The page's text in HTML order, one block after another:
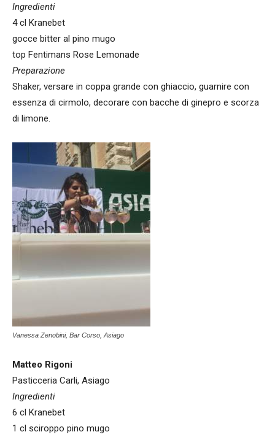
Ingredienti
4 cl Kranebet
gocce bitter al pino mugo
top Fentimans Rose Lemonade
Preparazione
Shaker, versare in coppa grande con ghiaccio, guarnire con
essenza di cirmolo, decorare con bacche di ginepro e scorza
di limone.
Vanessa Zenobini, Bar Corso, Asiago
Matteo Rigoni
Pasticceria Carli, Asiago
Ingredienti
6 cl Kranebet
1 cl sciroppo pino mugo